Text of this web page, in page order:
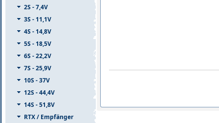
2S - 7,4V
3S - 11,1V
4S - 14,8V
5S - 18,5V
6S - 22,2V
7S - 25,9V
10S - 37V
12S - 44,4V
14S - 51,8V
RTX / Empfänger